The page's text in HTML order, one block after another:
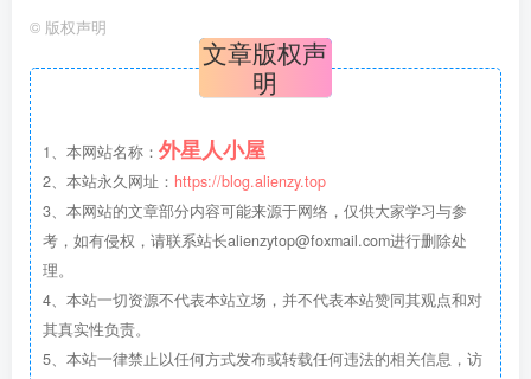
© 版权声明
文章版权声
明
1、本网站名称： 外星人小屋
2、本站永久网址： https://blog.alienzy.top
3、本网站的文章部分内容可能来源于网络，仅供大家学习与参
考，如有侵权，请联系站长alienzytop@foxmail.com进行删除处
理。
4、本站一切资源不代表本站立场，并不代表本站赞同其观点和对
其真实性负责。
5、本站一律禁止以任何方式发布或转载任何违法的相关信息，访